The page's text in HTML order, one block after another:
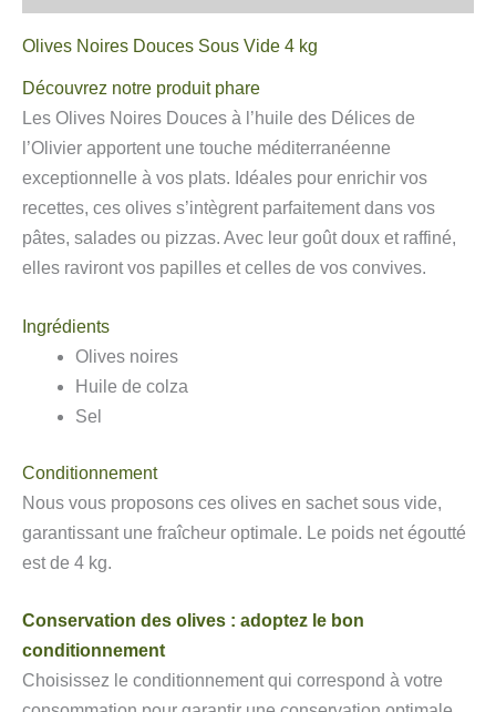
Olives Noires Douces Sous Vide 4 kg
Découvrez notre produit phare
Les Olives Noires Douces à l’huile des Délices de
l’Olivier apportent une touche méditerranéenne
exceptionnelle à vos plats. Idéales pour enrichir vos
recettes, ces olives s’intègrent parfaitement dans vos
pâtes, salades ou pizzas. Avec leur goût doux et raffiné,
elles raviront vos papilles et celles de vos convives.
Ingrédients
Olives noires
Huile de colza
Sel
Conditionnement
Nous vous proposons ces olives en sachet sous vide,
garantissant une fraîcheur optimale. Le poids net égoutté
est de 4 kg.
Conservation des olives : adoptez le bon
conditionnement
Choisissez le conditionnement qui correspond à votre